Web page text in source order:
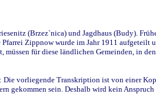
(Brzez`nica) und Jagdhaus (Budy).
Zippnow wurde im Jahr 1911
für diese ländlichen Gemeinden, in
vorliegende Transkription ist von einer
gekommen sein. Deshalb wird kein Anspruch